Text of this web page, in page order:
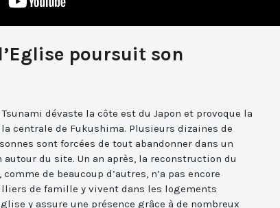
poursuit son
Tsunami dévaste la côte est du Japon et provoque la
centrale de Fukushima. Plusieurs dizaines de
sont forcées de tout abandonner dans un
autour du site. Un an après, la reconstruction du
de beaucoup d’autres, n’a pas encore
de famille y vivent dans les logements
y assure une présence grâce à de nombreux